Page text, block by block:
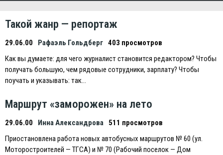
Такой жанр — репортаж
29.06.00 Рафаэль Гольдберг 403 просмотров
Как вы думаете: для чего журналист становится редактором? Чтобы
получать большую, чем рядовые сотрудники, зарплату? Чтобы
поучать и указывать: так…
Маршрут «заморожен» на лето
29.06.00 Инна Александрова
511 просмотров
Приостановлена работа новых автобусных маршрутов № 60 (ул.
Моторостроителей — ТГСА) и № 70 (Рабочий поселок — Дом